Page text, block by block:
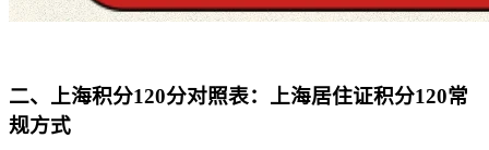
二、 上海积分120分对照表：上海居住证积分120常
规方式